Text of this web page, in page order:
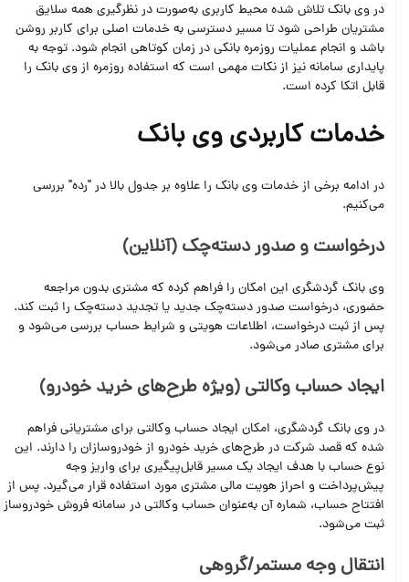
در وی‌ بانک تلاش شده محیط کاربری به‌صورت در نظر‌گیری همه سلایق
مشتریان طراحی شود تا مسیر دسترسی به خدمات اصلی برای کاربر روشن
باشد و انجام عملیات روزمره بانکی در زمان کوتاهی انجام شود. توجه به
پایداری سامانه نیز از نکات مهمی است که استفاده روزمره از وی‌ بانک را
قابل اتکا کرده است.
خدمات کاربردی وی بانک
در ادامه برخی از خدمات وی بانک را علاوه بر جدول بالا در "رده" بررسی
می‌کنیم.
درخواست و صدور دسته‌چک (آنلاین)
وی‌ بانک گردشگری این امکان را فراهم کرده که مشتری بدون مراجعه
حضوری، درخواست صدور دسته‌چک جدید یا تجدید دسته‌چک را ثبت کند.
پس از ثبت درخواست، اطلاعات هویتی و شرایط حساب بررسی می‌شود و
برای مشتری صادر می‌شود.
ایجاد حساب وکالتی (ویژه طرح‌های خرید خودرو)
در وی‌ بانک گردشگری، امکان ایجاد حساب وکالتی برای مشتریانی فراهم
شده که قصد شرکت در طرح‌های خرید خودرو از خودروسازان را دارند. این
نوع حساب با هدف ایجاد یک مسیر قابل‌پیگیری برای واریز وجه
پیش‌پرداخت و احراز هویت مالی مشتری مورد استفاده قرار می‌گیرد. پس از
افتتاح حساب، شماره آن به‌عنوان حساب وکالتی در سامانه فروش خودروساز
ثبت می‌شود.
انتقال وجه مستمر/گروهی